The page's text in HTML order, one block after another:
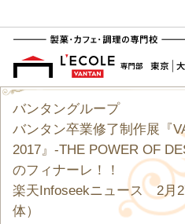
バンタングループ
バンタン卒業修了制作展『
2017』-THE POWER OF
のフィナーレ！！
楽天Infoseekニュース 2月
体）